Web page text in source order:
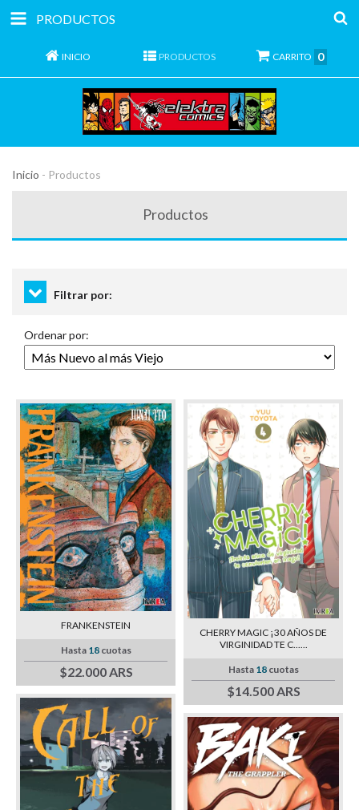
PRODUCTOS
INICIO PRODUCTOS CARRITO 0
Inicio - Productos
Productos
Filtrar por:
Ordenar por:
FRANKENSTEIN
Hasta 18cuotas
$22.000 ARS
CHERRY MAGIC ¡30 AÑOS DE
VIRGINIDAD TE C......
Hasta 18cuotas
$14.500 ARS